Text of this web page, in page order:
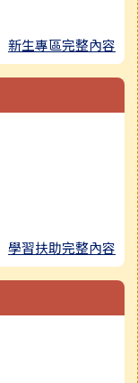
新生專區完整內容
學習扶助完整內容